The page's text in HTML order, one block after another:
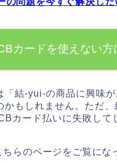
カードを使えない方
「結-yui-の商品に興味
かもしれません。ただ
カード払いに失敗して
らのページをご覧にな